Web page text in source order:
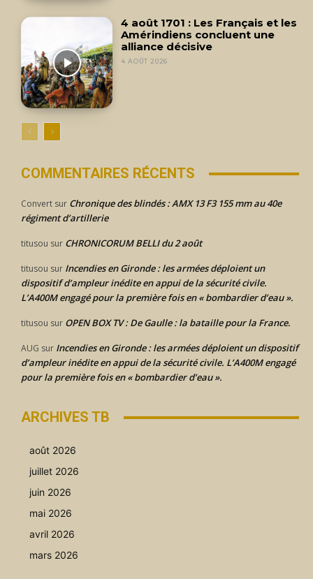
4 août 1701 : Les Français et les
Amérindiens concluent une
alliance décisive
4 AOÛT 2026
COMMENTAIRES RÉCENTS
Convert sur Chronique des blindés : AMX 13 F3 155 mm au 40e
régiment d’artillerie
titusou sur CHRONICORUM BELLI du 2 août
titusou sur Incendies en Gironde : les armées déploient un
dispositif d’ampleur inédite en appui de la sécurité civile.
L’A400M engagé pour la première fois en « bombardier d’eau ».
titusou sur OPEN BOX TV : De Gaulle : la bataille pour la France.
AUG sur Incendies en Gironde : les armées déploient un dispositif
d’ampleur inédite en appui de la sécurité civile. L’A400M engagé
pour la première fois en « bombardier d’eau ».
ARCHIVES TB
août 2026
juillet 2026
juin 2026
mai 2026
avril 2026
mars 2026